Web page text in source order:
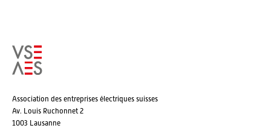
Association des entreprises électriques suisses
Av. Louis Ruchonnet 2
1003 Lausanne